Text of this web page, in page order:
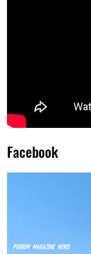
Facebook